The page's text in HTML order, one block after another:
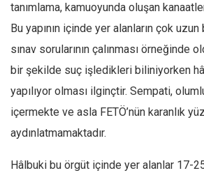
tanımlama, kamuoyunda oluşan
Bu yapının içinde yer alanların çok
sınav sorularının çalınması örneğinde
bir şekilde suç işledikleri biliniyorken
yapılıyor olması ilginçtir. Sempati,
içermekte ve asla FETÖ’nün karanlık
aydınlatmamaktadır.
Hâlbuki bu örgüt içinde yer alanlar 17-